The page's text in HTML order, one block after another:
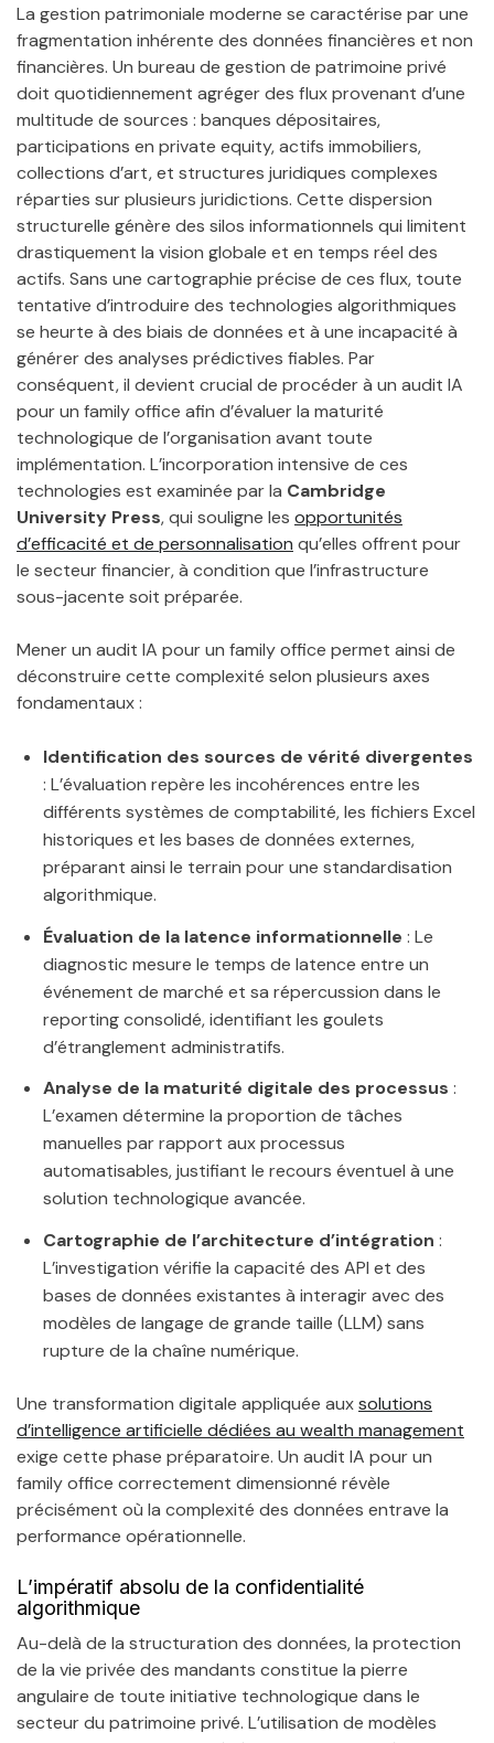
La gestion patrimoniale moderne se caractérise par une
fragmentation inhérente des données financières et non
financières. Un bureau de gestion de patrimoine privé
doit quotidiennement agréger des flux provenant d’une
multitude de sources : banques dépositaires,
participations en private equity, actifs immobiliers,
collections d’art, et structures juridiques complexes
réparties sur plusieurs juridictions. Cette dispersion
structurelle génère des silos informationnels qui limitent
drastiquement la vision globale et en temps réel des
actifs. Sans une cartographie précise de ces flux, toute
tentative d’introduire des technologies algorithmiques
se heurte à des biais de données et à une incapacité à
générer des analyses prédictives fiables. Par
conséquent, il devient crucial de procéder à un audit IA
pour un family office afin d’évaluer la maturité
technologique de l’organisation avant toute
implémentation. L’incorporation intensive de ces
technologies est examinée par la Cambridge
University Press, qui souligne les opportunités
d’efficacité et de personnalisation qu’elles offrent pour
le secteur financier, à condition que l’infrastructure
sous-jacente soit préparée.
Mener un audit IA pour un family office permet ainsi de
déconstruire cette complexité selon plusieurs axes
fondamentaux :
Identification des sources de vérité divergentes
: L’évaluation repère les incohérences entre les
différents systèmes de comptabilité, les fichiers Excel
historiques et les bases de données externes,
préparant ainsi le terrain pour une standardisation
algorithmique.
Évaluation de la latence informationnelle : Le
diagnostic mesure le temps de latence entre un
événement de marché et sa répercussion dans le
reporting consolidé, identifiant les goulets
d’étranglement administratifs.
Analyse de la maturité digitale des processus :
L’examen détermine la proportion de tâches
manuelles par rapport aux processus
automatisables, justifiant le recours éventuel à une
solution technologique avancée.
Cartographie de l’architecture d’intégration :
L’investigation vérifie la capacité des API et des
bases de données existantes à interagir avec des
modèles de langage de grande taille (LLM) sans
rupture de la chaîne numérique.
Une transformation digitale appliquée auxsolutions
d’intelligence artificielle dédiées au wealth management
exige cette phase préparatoire. Un audit IA pour un
family office correctement dimensionné révèle
précisément où la complexité des données entrave la
performance opérationnelle.
L’impératif absolu de la confidentialité
algorithmique
Au-delà de la structuration des données, la protection
de la vie privée des mandants constitue la pierre
angulaire de toute initiative technologique dans le
secteur du patrimoine privé. L’utilisation de modèles